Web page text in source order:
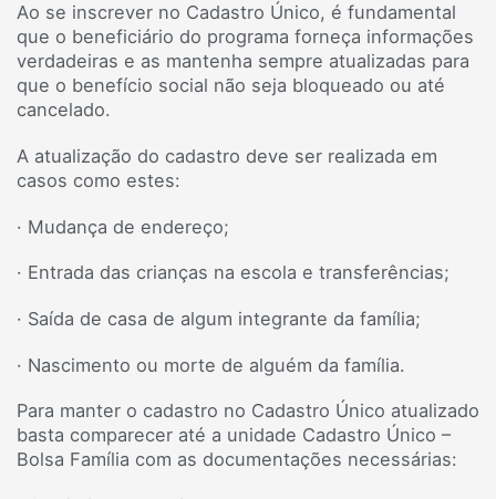
Ao se inscrever no Cadastro Único, é fundamental
que o beneficiário do programa forneça informações
verdadeiras e as mantenha sempre atualizadas para
que o benefício social não seja bloqueado ou até
cancelado.
A atualização do cadastro deve ser realizada em
casos como estes:
· Mudança de endereço;
· Entrada das crianças na escola e transferências;
· Saída de casa de algum integrante da família;
· Nascimento ou morte de alguém da família.
Para manter o cadastro no Cadastro Único atualizado
basta comparecer até a unidade Cadastro Único –
Bolsa Família com as documentações necessárias: